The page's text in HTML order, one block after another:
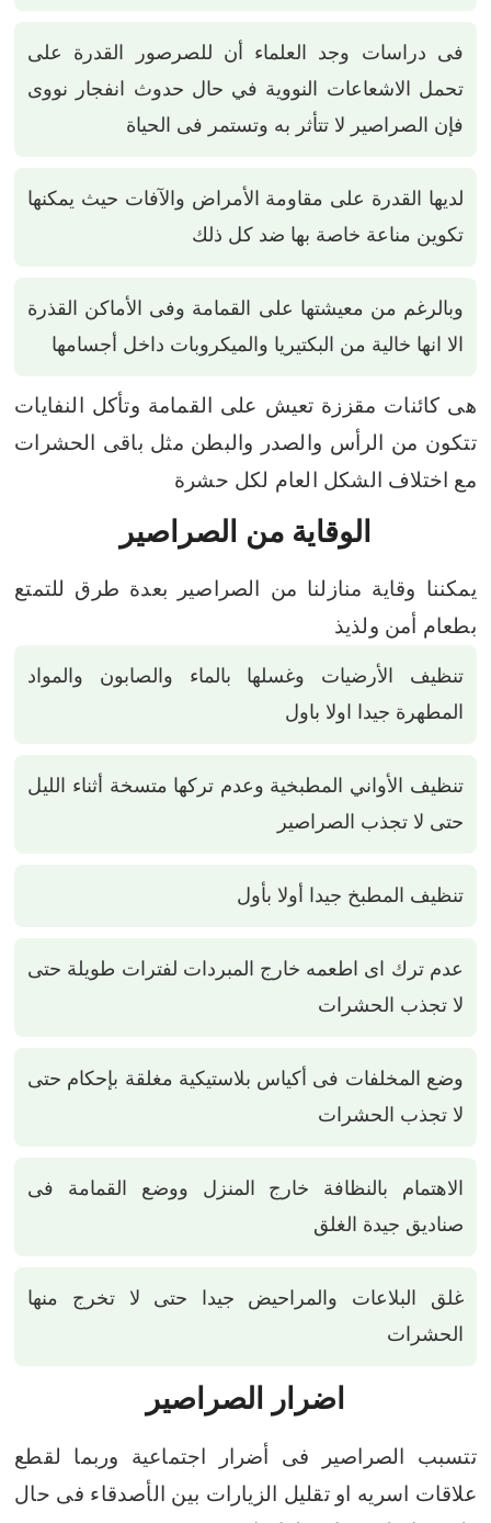
فى دراسات وجد العلماء أن للصرصور القدرة على
تحمل الاشعاعات النووية في حال حدوث انفجار نووى
فإن الصراصير لا تتأثر به وتستمر فى الحياة
لديها القدرة على مقاومة الأمراض والآفات حيث يمكنها
تكوين مناعة خاصة بها ضد كل ذلك
وبالرغم من معيشتها على القمامة وفى الأماكن القذرة
الا انها خالية من البكتيريا والميكروبات داخل أجسامها
هى كائنات مقززة تعيش على القمامة وتأكل النفايات
تتكون من الرأس والصدر والبطن مثل باقى الحشرات
مع اختلاف الشكل العام لكل حشرة
الوقاية من الصراصير
يمكننا وقاية منازلنا من الصراصير بعدة طرق للتمتع
بطعام أمن ولذيذ
تنظيف الأرضيات وغسلها بالماء والصابون والمواد
المطهرة جيدا اولا باول
تنظيف الأواني المطبخية وعدم تركها متسخة أثناء الليل
حتى لا تجذب الصراصير
تنظيف المطبخ جيدا أولا بأول
عدم ترك اى اطعمه خارج المبردات لفترات طويلة حتى
لا تجذب الحشرات
وضع المخلفات فى أكياس بلاستيكية مغلقة بإحكام حتى
لا تجذب الحشرات
الاهتمام بالنظافة خارج المنزل ووضع القمامة فى
صناديق جيدة الغلق
غلق البلاعات والمراحيض جيدا حتى لا تخرج منها
الحشرات
اضرار الصراصير
تتسبب الصراصير فى أضرار اجتماعية وربما لقطع
علاقات اسريه او تقليل الزيارات بين الأصدقاء فى حال